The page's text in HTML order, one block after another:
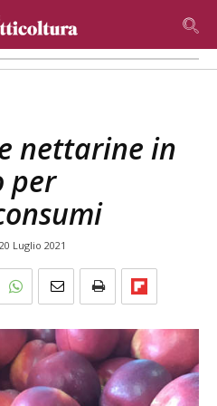
nettarine in
per
20 Luglio 2021